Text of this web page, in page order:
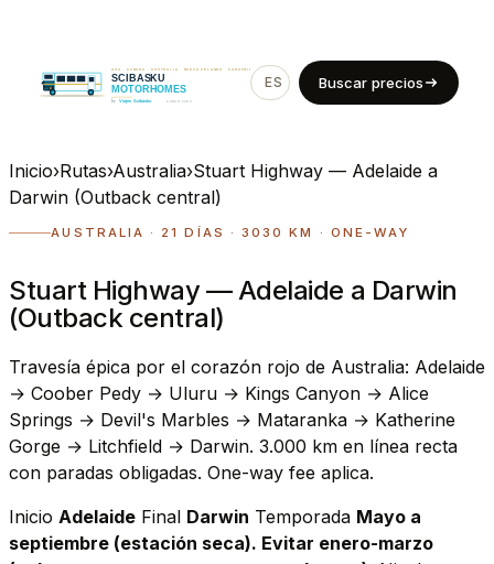
ES EN
Buscar precios
Inicio›Rutas›Australia›Stuart Highway — Adelaide a
Darwin (Outback central)
AUSTRALIA · 21 DÍAS · 3030 KM · ONE-WAY
Stuart Highway — Adelaide a Darwin
(Outback central)
Travesía épica por el corazón rojo de Australia: Adelaide
→ Coober Pedy → Uluru → Kings Canyon → Alice
Springs → Devil's Marbles → Mataranka → Katherine
Gorge → Litchfield → Darwin. 3.000 km en línea recta
con paradas obligadas. One-way fee aplica.
Inicio Adelaide Final Darwin Temporada Mayo a
septiembre (estación seca). Evitar enero-marzo